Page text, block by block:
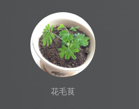
花毛茛